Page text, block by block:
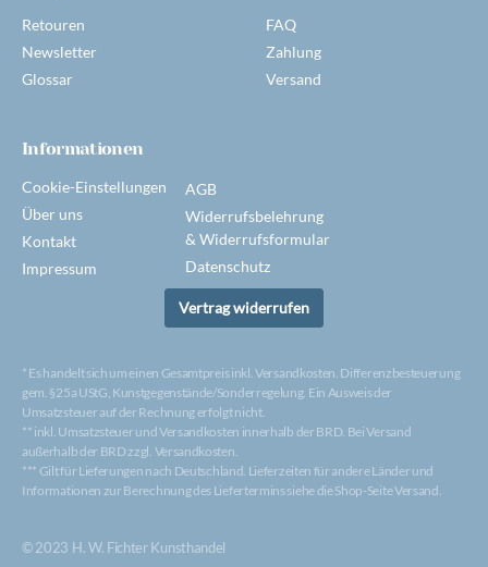
Retouren
Newsletter
Glossar
FAQ
Zahlung
Versand
Informationen
Cookie-Einstellungen
Über uns
Kontakt
Impressum
AGB
Widerrufsbelehrung
& Widerrufsformular
Datenschutz
Vertrag widerrufen
© 2023 H. W. Fichter Kunsthandel
* Es handelt sich um einen Gesamtpreis inkl. Versandkosten. Differenzbesteuerung
gem. §25a UStG, Kunstgegenstände/Sonderregelung. Ein Ausweis der
Umsatzsteuer auf der Rechnung erfolgt nicht.
** inkl. Umsatzsteuer und Versandkosten innerhalb der BRD. Bei Versand
außerhalb der BRD zzgl. Versandkosten.
*** Gilt für Lieferungen nach Deutschland. Lieferzeiten für andere Länder und
Informationen zur Berechnung des Liefertermins siehe die Shop-Seite Versand.